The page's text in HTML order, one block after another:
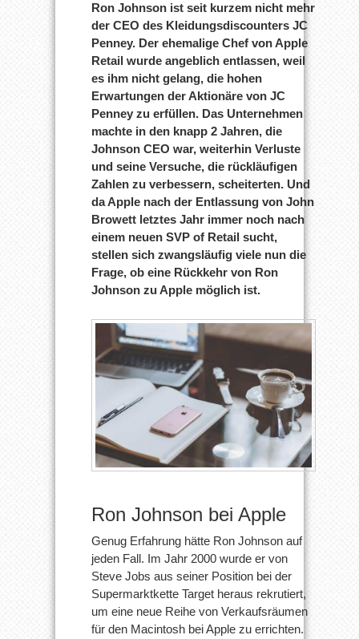
Ron Johnson ist seit kurzem nicht mehr
der CEO des Kleidungsdiscounters JC
Penney. Der ehemalige Chef von Apple
Retail wurde angeblich entlassen, weil
es ihm nicht gelang, die hohen
Erwartungen der Aktionäre von JC
Penney zu erfüllen. Das Unternehmen
machte in den knapp 2 Jahren, die
Johnson CEO war, weiterhin Verluste
und seine Versuche, die rückläufigen
Zahlen zu verbessern, scheiterten. Und
da Apple nach der Entlassung von John
Browett letztes Jahr immer noch nach
einem neuen SVP of Retail sucht,
stellen sich zwangsläufig viele nun die
Frage, ob eine Rückkehr von Ron
Johnson zu Apple möglich ist.
Ron Johnson bei Apple
Genug Erfahrung hätte Ron Johnson auf
jeden Fall. Im Jahr 2000 wurde er von
Steve Jobs aus seiner Position bei der
Supermarktkette Target heraus rekrutiert,
um eine neue Reihe von Verkaufsräumen
für den Macintosh bei Apple zu errichten.